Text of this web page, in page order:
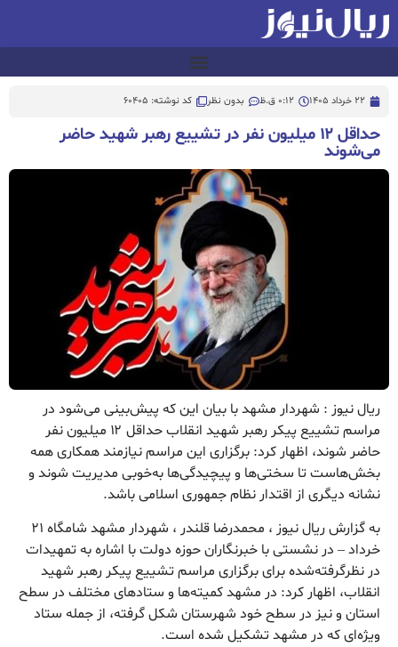
22 خرداد 1405 0:12 ق.ظ بدون نظر کد نوشته: 60405
حداقل ۱۲ میلیون نفر در تشییع رهبر شهید حاضر
می‌شوند
ریال نیوز : شهردار مشهد با بیان این که پیش‌بینی می‌شود در
مراسم تشییع پیکر رهبر شهید انقلاب حداقل ۱۲ میلیون نفر
حاضر شوند، اظهار کرد: برگزاری این مراسم نیازمند همکاری همه
بخش‌هاست تا سختی‌ها و پیچیدگی‌ها به‌خوبی مدیریت شوند و
نشانه دیگری از اقتدار نظام جمهوری اسلامی باشد.
به گزارش ریال نیوز ، محمدرضا قلندر ، شهردار مشهد شامگاه ۲۱
خرداد – در نشستی با خبرنگاران حوزه دولت با اشاره به تمهیدات
در نظرگرفته‌شده برای برگزاری مراسم تشییع پیکر رهبر شهید
انقلاب، اظهار کرد: در مشهد کمیته‌ها و ستادهای مختلف در سطح
استان و نیز در سطح خود شهرستان شکل گرفته‌، از جمله ستاد
ویژه‌ای که در مشهد تشکیل شده است.